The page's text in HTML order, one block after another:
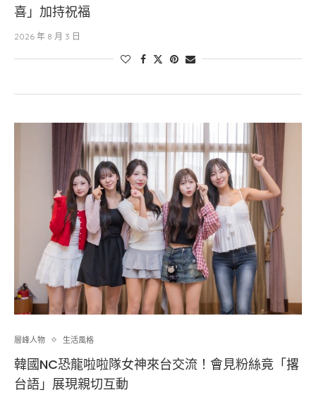
喜」加持祝福
2026 年 8 月 3 日
層峰⼈物 生活風格
韓國NC恐龍啦啦隊女神來台交流！會見粉絲竟「撂
台語」展現親切互動